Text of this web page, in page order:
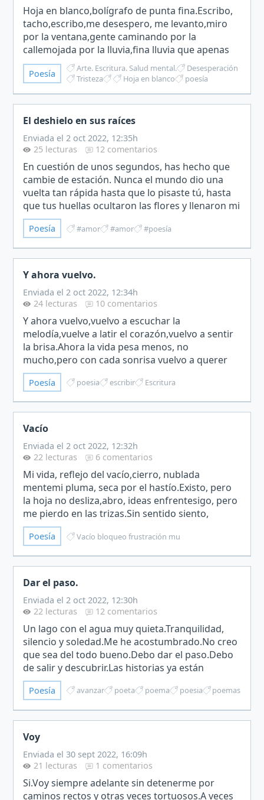
Hoja en blanco,bolígrafo de punta fina.Escribo,
tacho,escribo,me desespero, me levanto,miro
por la ventana,gente caminando por la
callemojada por la lluvia,fina lluvia que apenas
mojapero que a las señoras molesta.Ruido de
coches, motos, bull…
Poesía Arte. Escritura. Salud mental.
Desesperación
Tristeza
Hoja en blanco poesía
El deshielo en sus raíces
Enviada el 2 oct 2022, 12:35h
25 lecturas
12 comentarios
En cuestión de unos segundos, has hecho que
cambie de estación. Nunca el mundo dio una
vuelta tan rápida hasta que lo pisaste tú, hasta
que tus huellas ocultaron las flores y llenaron mi
prado de nieve, hasta que nublaste mi cielo de
miedos y…
Poesía #amor #amor #poesía
Y ahora vuelvo.
Enviada el 2 oct 2022, 12:34h
24 lecturas
10 comentarios
Y ahora vuelvo,vuelvo a escuchar la
melodía,vuelve a latir el corazón,vuelvo a sentir
la brisa.Ahora la vida pesa menos, no
mucho,pero con cada sonrisa vuelvo a querer
sin razón,a perder la razón y el caparazón tras el
que se esconden mis pal…
Poesía poesia escribir Escritura
Vacío
Enviada el 2 oct 2022, 12:32h
22 lecturas
6 comentarios
Mi vida, reflejo del vacío,cierro, nublada
mentemi pluma, seca por el hastío.Existo, pero
la hoja no desliza,abro, ideas enfrentesigo, pero
me pierdo en las trizas.Sin sentido siento,
soberana sabiduría,troqueos truncados,
tráquea atrancada,d…
Poesía Vacío bloqueo frustración mu
Dar el paso.
Enviada el 2 oct 2022, 12:30h
22 lecturas
12 comentarios
Un lago con el agua muy quieta.Tranquilidad,
silencio y soledad.Me he acostumbrado.No creo
que sea del todo bueno.Debo dar el paso.Debo
de salir y descubrir.Las historias ya están
inventadas.Fueron creadas hace eones,pero mi
deber es salir y…
Poesía avanzar poeta poema poesia poemas
Voy
Enviada el 30 sept 2022, 16:09h
21 lecturas
1 comentarios
Si.Voy siempre adelante sin detenerme por
caminos rectos y otras veces tortuosos.A veces